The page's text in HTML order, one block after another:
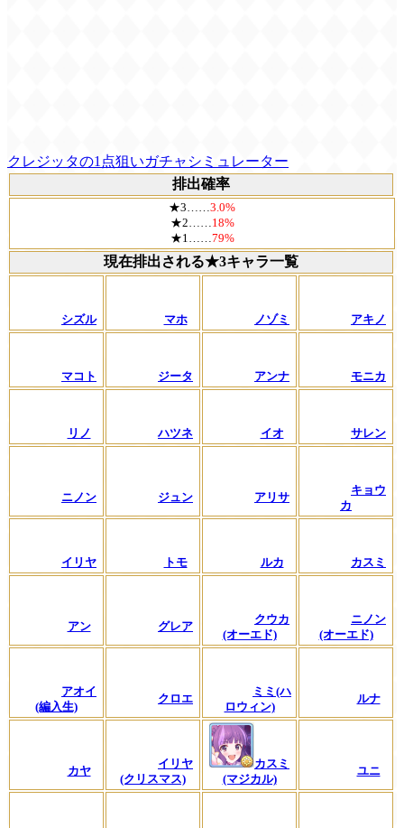
クレジッタの1点狙いガチャシミュレーター
排出確率
★3…… 3.0%
★2……
18%
★1…… 79%
現在排出される★3キャラ一覧
シズル マホ ノゾミ アキノ
マコト ジータ アンナ モニカ
リノ ハツネ イオ サレン
ニノン ジュン アリサ
キョウ
カ
イリヤ トモ ルカ カスミ
アン グレア
クウカ
(オーエド)
ニノン
(オーエド)
アオイ
(編入生)
クロエ
ミミ(ハ
ロウィン)
ルナ
カヤ
イリヤ
(クリスマス)
カスミ
(マジカル)
ユニ